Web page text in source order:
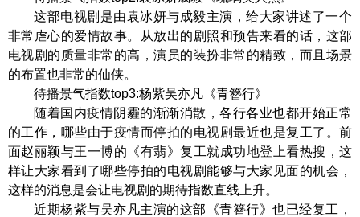
这部电视剧是由袁冰妍与成毅主演，给大家讲述了一个
非常虐心的爱情故事。从放出的剧照和预告来看的话，这部
电视剧的质量非常的高，演员的装扮非常的精致，而且场景
的布置也非常的仙侠。
待播景气指数top3:杨紫吴亦凡《青簪行》
随着国内疫情阴霾的渐渐消散，各行各业也都开始正常
的工作，哪些由于疫情而停拍的电视剧最近也是复工了。前
面赵丽颖与王一博的《有翡》复工就成功地登上看热搜，这
样让大家看到了哪些停拍的电视剧能够与大家见面的机会，
这样的消息是会让电视剧的期待指数直线上升。
近期杨紫与吴亦凡主演的这部《青簪行》也已经复工，